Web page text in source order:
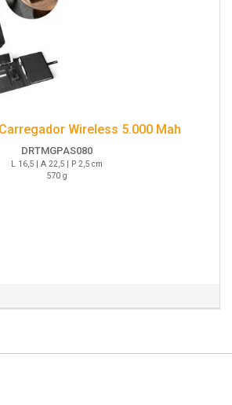
Wireless 5.000 Mah
DRTMGPAS080
L 16,5 | A 22,5 | P 2,5 cm
570 g